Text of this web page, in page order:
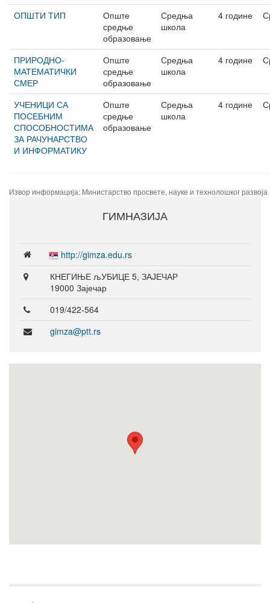
ОПШТИ ТИП
Опште
средње
образовање
Средња
школа
4 године
ПРИРОДНО-
МАТЕМАТИЧКИ
СМЕР
Опште
средње
образовање
Средња
школа
4 године
УЧЕНИЦИ СА
ПОСЕБНИМ
СПОСОБНОСТИМА
ЗА РАЧУНАРСТВО
И ИНФОРМАТИКУ
Опште
средње
образовање
Средња
школа
4 године
Извор информација: Министарство просвете, науке и технолошког развоја
ГИМНАЗИЈА
http://gimza.edu.rs
КНЕГИЊЕ љУБИЦЕ 5, ЗАЈЕЧАР
19000 Зајечар
019/422-564
gimza@ptt.rs